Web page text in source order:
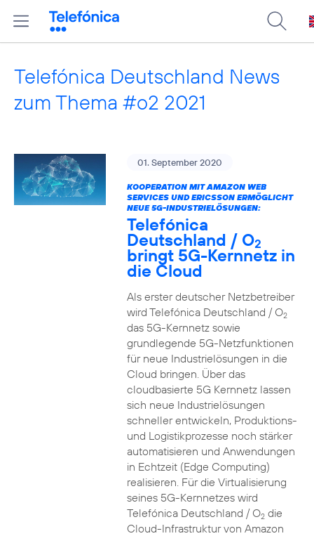
Telefónica Deutschland News
zum Thema #o2 2021
01. September 2020
KOOPERATION MIT AMAZON WEB
SERVICES UND ERICSSON ERMÖGLICHT
NEUE 5G-INDUSTRIELÖSUNGEN:
Telefónica
Deutschland / O2
bringt 5G-Kernnetz in
die Cloud
Als erster deutscher Netzbetreiber
wird Telefónica Deutschland / O2
das 5G-Kernnetz sowie
grundlegende 5G-Netzfunktionen
für neue Industrielösungen in die
Cloud bringen. Über das
cloudbasierte 5G Kernnetz lassen
sich neue Industrielösungen
schneller entwickeln, Produktions-
und Logistikprozesse noch stärker
automatisieren und Anwendungen
in Echtzeit (Edge Computing)
realisieren. Für die Virtualisierung
seines 5G-Kernnetzes wird
Telefónica Deutschland / O2die
Cloud-Infrastruktur von Amazon